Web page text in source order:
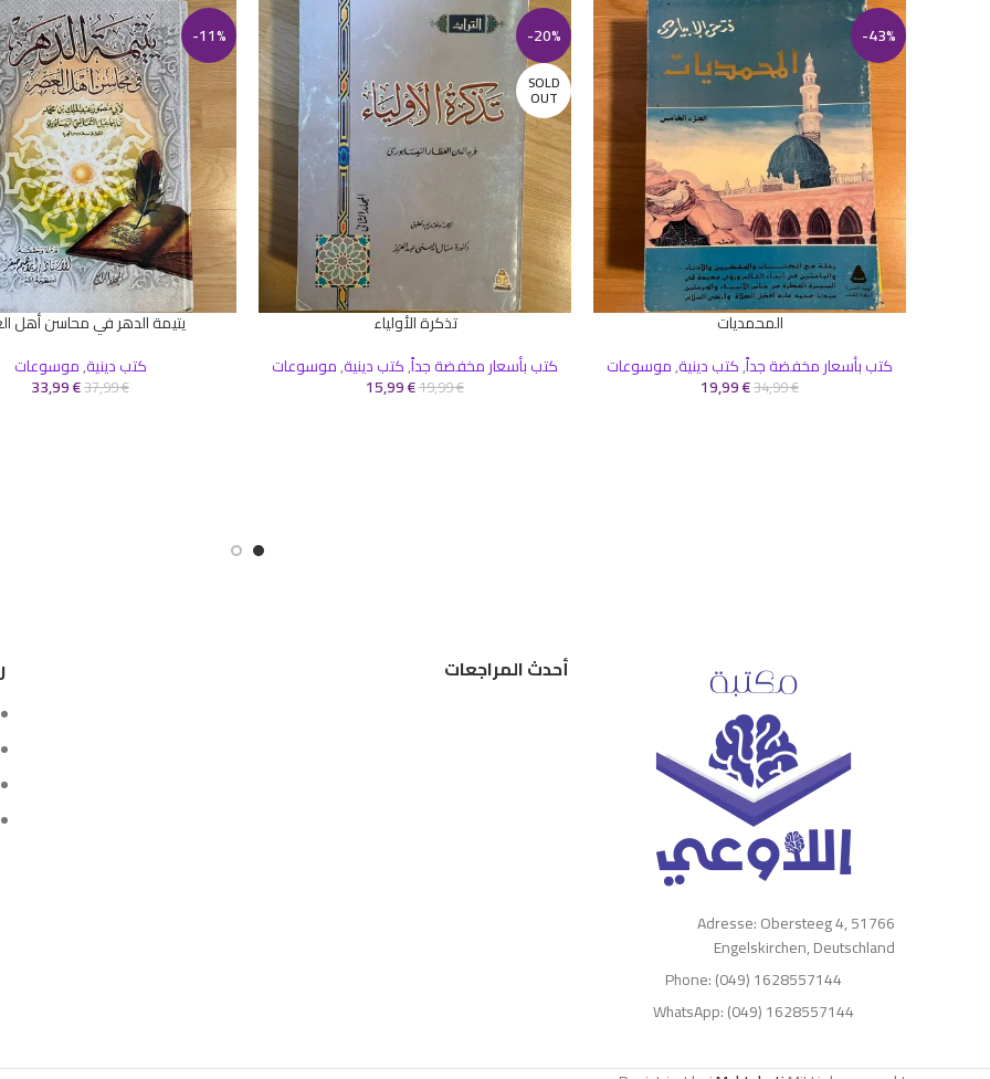
-43%
المحمديات
كتب بأسعار مخفضة جداً,كتب دينية,موسوعات
34,99€
19,99€
-20%
SOLD
OUT
تذكرة الأولياء
كتب بأسعار مخفضة جداً,كتب دينية,موسوعات
19,99€
15,99€
-11%
إضافة إلى السلة
يتيمة الدهر في محاسن أهل
كتب دينية,موسوعات
37,99€
33,99€
Adresse: Obersteeg 4, 51766
Engelskirchen, Deutschland
Phone: (049) 1628557144
WhatsApp: (049) 1628557144
أحدث المراجعات